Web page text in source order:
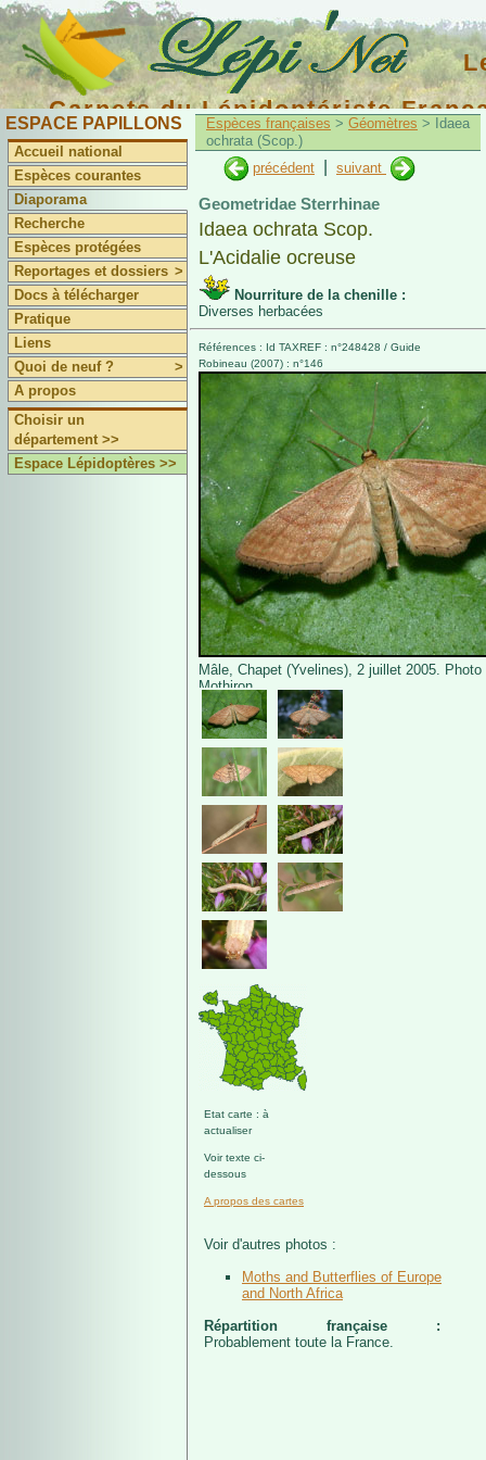
Carnets du Lépidoptériste
ESPACE PAPILLONS
Accueil national
Espèces courantes
Diaporama
Recherche
Espèces protégées
Reportages et dossiers >
Docs à télécharger
Pratique
Liens
Quoi de neuf ?
>
A propos
Choisir un
département >>
Espace Lépidoptères >>
Espèces françaises > Géomètres > Idaea
ochrata (Scop.)
précédent
suivant
Geometridae Sterrhinae
Idaea ochrata Scop.
L'Acidalie ocreuse
Nourriture de la chenille :
Diverses herbacées
Références : Id TAXREF : n°248428 / Guide
Robineau (2007) : n°146
Mâle, Chapet (Yvelines), 2 juillet 2005. Photo
Mothiron.
Etat carte : à
actualiser
Voir texte ci-
dessous
A propos des cartes
Voir d'autres photos :
Moths and Butterflies of Europe
and North Africa
Répartition française :
Probablement toute la France.